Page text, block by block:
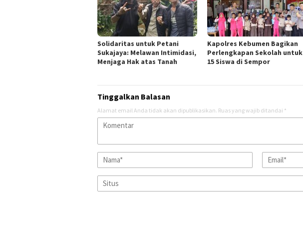
Solidaritas untuk Petani
Sukajaya: Melawan Intimidasi,
Menjaga Hak atas Tanah
Kapolres Kebumen Bagikan
Perlengkapan Sekolah untuk
15 Siswa di Sempor
Tinggalkan Balasan
Alamat email Anda tidak akan dipublikasikan. Ruas yang wajib ditandai *